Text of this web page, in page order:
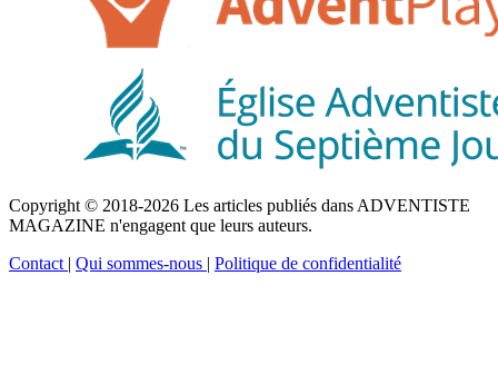
Copyright © 2018-2026 Les articles publiés dans ADVENTISTE
MAGAZINE n'engagent que leurs auteurs.
Contact | Qui sommes-nous | Politique de confidentialité